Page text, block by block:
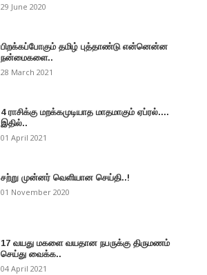
29 June 2020
பிறக்கப்போகும் தமிழ் புத்தாண்டு என்னென்ன
நன்மைகளை..
28 March 2021
4 ராசிக்கு மறக்கமுடியாத மாதமாகும் ஏப்ரல்....
இதில்..
01 April 2021
சற்று முன்னர் வெளியான செய்தி..!
01 November 2020
17 வயது மகளை வயதான நபருக்கு திருமணம்
செய்து வைக்க..
04 April 2021